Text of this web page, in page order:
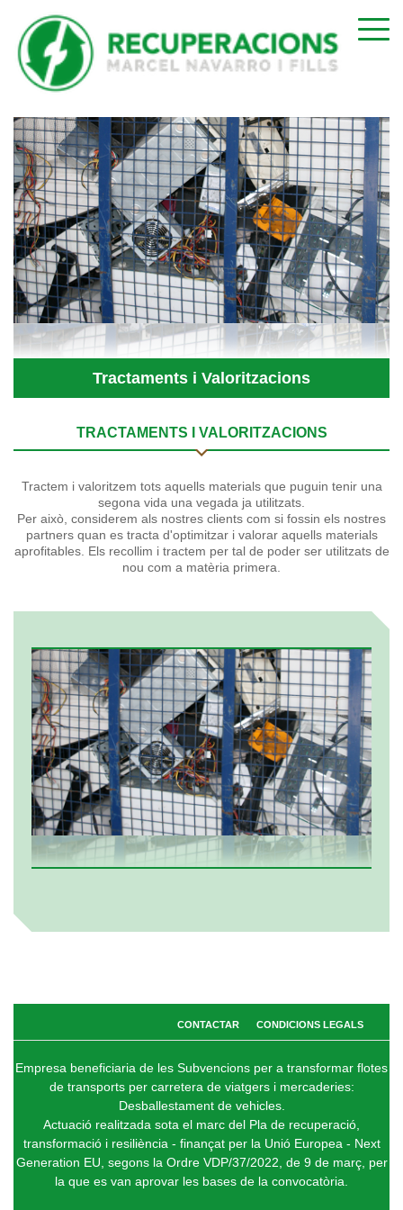
Tractaments i Valoritzacions
TRACTAMENTS I VALORITZACIONS
Tractem i valoritzem tots aquells materials que puguin tenir una
segona vida una vegada ja utilitzats.
Per això, considerem als nostres clients com si fossin els nostres
partners quan es tracta d'optimitzar i valorar aquells materials
aprofitables. Els recollim i tractem per tal de poder ser utilitzats de
nou com a matèria primera.
CONTACTAR CONDICIONS LEGALS
Empresa beneficiaria de les Subvencions per a transformar flotes
de transports per carretera de viatgers i mercaderies:
Desballestament de vehicles.
Actuació realitzada sota el marc del Pla de recuperació,
transformació i resiliència - finançat per la Unió Europea - Next
Generation EU, segons la Ordre VDP/37/2022, de 9 de març, per
la que es van aprovar les bases de la convocatòria.